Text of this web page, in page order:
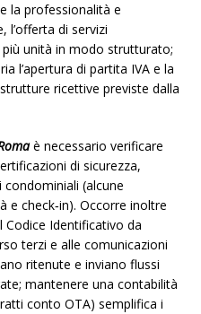
la professionalità e
l’offerta di servizi
unità in modo strutturato;
l’apertura di partita IVA e la
ricettive previste dalla
è necessario verificare
di sicurezza,
(alcune
e check‑in). Occorre inoltre
Identificativo da
terzi e alle comunicazioni
ritenute e inviano flussi
mantenere una contabilità
conto OTA) semplifica i